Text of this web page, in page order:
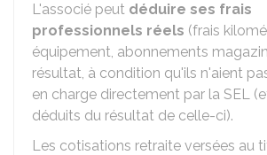
L'associé peut déduire ses frais
professionnels réels (frais
équipement, abonnements
résultat, à condition qu'ils n'aient
en charge directement par la SEL
déduits du résultat de celle-ci).
Les cotisations retraite versées au